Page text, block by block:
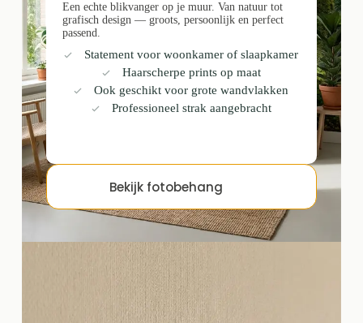
Een echte blikvanger op je muur. Van natuur tot
grafisch design — groots, persoonlijk en perfect
passend.
Statement voor woonkamer of slaapkamer
Haarscherpe prints op maat
Ook geschikt voor grote wandvlakken
Professioneel strak aangebracht
Bekijk fotobehang